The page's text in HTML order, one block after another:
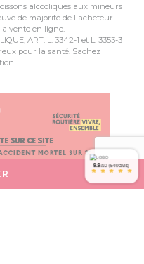
alcooliques aux mineurs
de majorité de l'acheteur
vente en ligne.
ART. L. 3342-1 et L. 3353-3
pour la santé. Sachez
9.9/10 (540 avis)
* * * * *